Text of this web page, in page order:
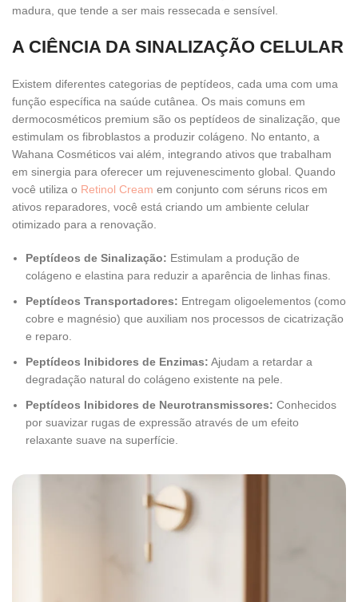
madura, que tende a ser mais ressecada e sensível.
A CIÊNCIA DA SINALIZAÇÃO CELULAR
Existem diferentes categorias de peptídeos, cada uma com uma
função específica na saúde cutânea. Os mais comuns em
dermocosméticos premium são os peptídeos de sinalização, que
estimulam os fibroblastos a produzir colágeno. No entanto, a
Wahana Cosméticos vai além, integrando ativos que trabalham
em sinergia para oferecer um rejuvenescimento global. Quando
você utiliza o Retinol Cream em conjunto com séruns ricos em
ativos reparadores, você está criando um ambiente celular
otimizado para a renovação.
Peptídeos de Sinalização: Estimulam a produção de
colágeno e elastina para reduzir a aparência de linhas finas.
Peptídeos Transportadores: Entregam oligoelementos (como
cobre e magnésio) que auxiliam nos processos de cicatrização
e reparo.
Peptídeos Inibidores de Enzimas: Ajudam a retardar a
degradação natural do colágeno existente na pele.
Peptídeos Inibidores de Neurotransmissores: Conhecidos
por suavizar rugas de expressão através de um efeito
relaxante suave na superfície.